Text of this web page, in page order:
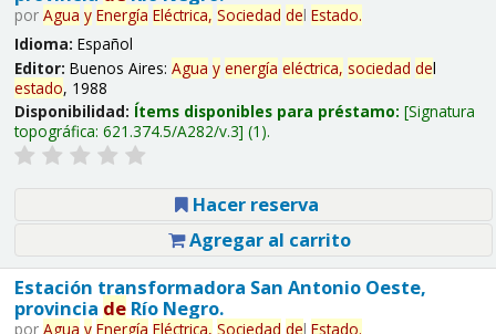
por Agua y Energía Eléctrica, Sociedad del Estado.
Idioma: Español
Editor: Buenos Aires: Agua y energía eléctrica, sociedad del
estado, 1988
Disponibilidad: Ítems disponibles para préstamo: Signatura
topográfica: 621.374.5/A282/v.3 (1).
Hacer reserva
Agregar al carrito
Estación transformadora San Antonio Oeste,
provincia deRío Negro.
por Agua y Energía Eléctrica, Sociedad del Estado.